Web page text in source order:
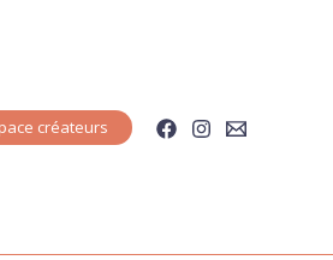
créateurs